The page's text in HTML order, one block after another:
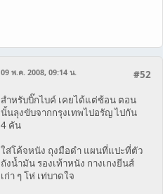
#52
09 พ.ค. 2008, 09:14 น.
สำหรับบิ๊กไบค์ เคยได้แต่ซ้อน ตอน
นั้นลุงขับจากกรุงเทพไปอรัญ ไปกัน
4 คัน
ใส่โค้จหนัง ถุงมือดำ แผนที่แปะที่ตัว
ถังน้ำมัน รองเท้าหนัง กางเกงยีนส์
เก่า ๆ โห่ เท่บาดใจ